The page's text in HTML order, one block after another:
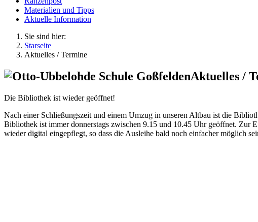
Materialien und Tipps
Aktuelle Information
Sie sind hier:
Starseite
Aktuelles / Termine
Aktuelles /
Die Bibliothek ist wieder geöffnet!
Nach einer Schließungszeit und einem Umzug in unseren Altbau ist die
Bibliothek ist immer donnerstags zwischen 9.15 und 10.45 Uhr geöffnet.
wieder digital eingepflegt, so dass die Ausleihe bald noch einfacher möglich